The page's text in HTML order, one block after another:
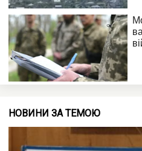
НОВИНИ ЗА ТЕМОЮ